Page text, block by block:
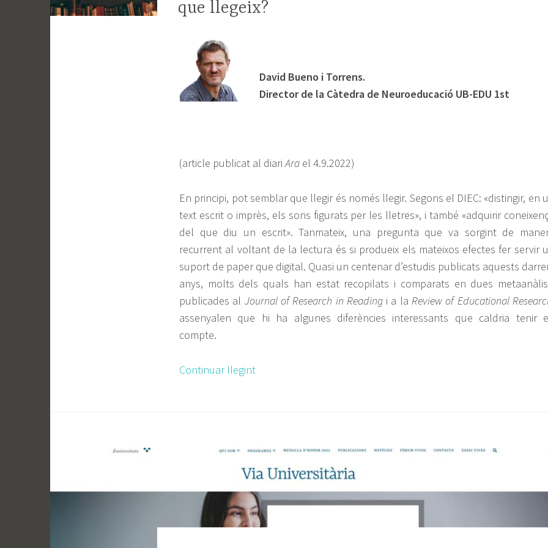
que llegeix?
David Bueno i Torrens.
Director de la Càtedra de Neuroeducació UB-EDU 1st
(article publicat al diariAra el 4.9.2022)
En principi, pot semblar que llegir és només llegir. Segons el DIEC: «distingir, en
text escrit o imprès, els sons figurats per les lletres», i també «adquirir
del que diu un escrit». Tanmateix, una pregunta que va sorgint de
recurrent al voltant de la lectura és si produeix els mateixos efectes fer servir
suport de paper que digital. Quasi un centenar d’estudis publicats aquests
anys, molts dels quals han estat recopilats i comparats en dues
publicades al Journal of Research in Readingi a laReview of Educational
assenyalen que hi ha algunes diferències interessants que caldria tenir
compte.
Continuar llegint